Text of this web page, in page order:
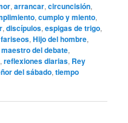
,arrancar,circuncisión,
,cumplo y miento,
,discípulos,espigas de trigo,
fariseos,Hijo del hombre,
maestro del debate,
,reflexiones diarias, Rey
del sábado,tiempo